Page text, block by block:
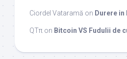
Ciordel Vataramă on Durere in
QTπ on Bitcoin VS Fudulii de